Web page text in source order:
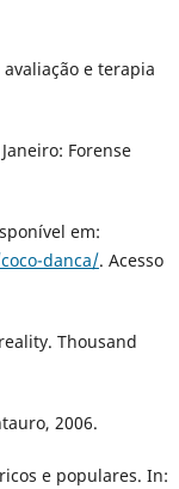
avaliação e terapia
Forense
em:
danca/. Acesso
Thousand
2006.
e populares. In: